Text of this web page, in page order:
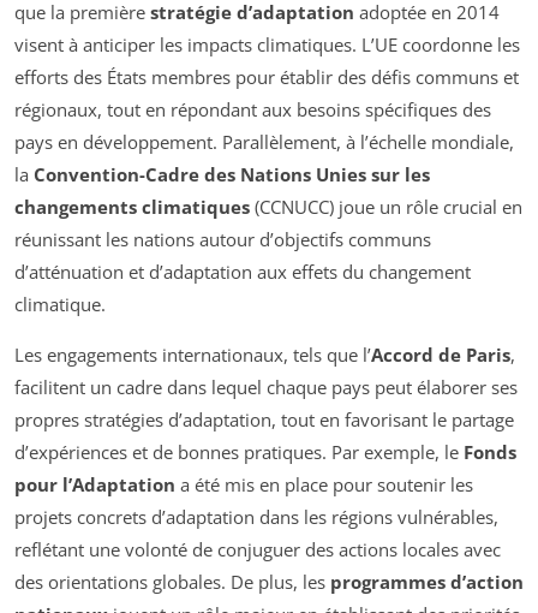
que la première stratégie d’adaptation adoptée en 2014
visent à anticiper les impacts climatiques. L’UE coordonne les
efforts des États membres pour établir des défis communs et
régionaux, tout en répondant aux besoins spécifiques des
pays en développement. Parallèlement, à l’échelle mondiale,
la Convention-Cadre des Nations Unies sur les
changements climatiques (CCNUCC) joue un rôle crucial en
réunissant les nations autour d’objectifs communs
d’atténuation et d’adaptation aux effets du changement
climatique.
Les engagements internationaux, tels que l’Accord de Paris,
facilitent un cadre dans lequel chaque pays peut élaborer ses
propres stratégies d’adaptation, tout en favorisant le partage
d’expériences et de bonnes pratiques. Par exemple, le Fonds
pour l’Adaptation a été mis en place pour soutenir les
projets concrets d’adaptation dans les régions vulnérables,
reflétant une volonté de conjuguer des actions locales avec
des orientations globales. De plus, les programmes d’action